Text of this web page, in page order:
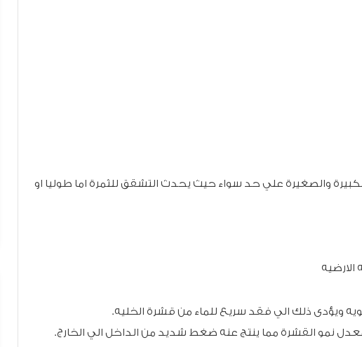
والصغيرة علي حد سواء حيث يحدث التشقق للثمرة اما طوليا او
ويؤدى ذلك الي فقد سريع للماء من قشرة الخليه.